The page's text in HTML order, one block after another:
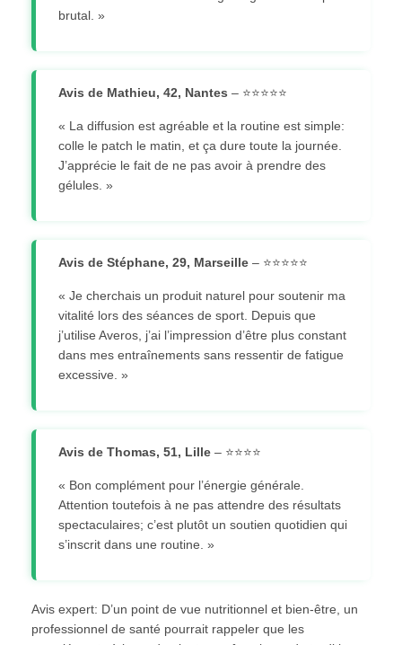
brutal. »
Avis de Mathieu, 42, Nantes – ⭐⭐⭐⭐⭐
« La diffusion est agréable et la routine est simple:
colle le patch le matin, et ça dure toute la journée.
J’apprécie le fait de ne pas avoir à prendre des
gélules. »
Avis de Stéphane, 29, Marseille– ⭐⭐⭐⭐⭐
« Je cherchais un produit naturel pour soutenir ma
vitalité lors des séances de sport. Depuis que
j’utilise Averos, j’ai l’impression d’être plus constant
dans mes entraînements sans ressentir de fatigue
excessive. »
Avis de Thomas, 51, Lille– ⭐⭐⭐⭐
« Bon complément pour l’énergie générale.
Attention toutefois à ne pas attendre des résultats
spectaculaires; c’est plutôt un soutien quotidien qui
s’inscrit dans une routine. »
Avis expert: D’un point de vue nutritionnel et bien‑être, un
professionnel de santé pourrait rappeler que les